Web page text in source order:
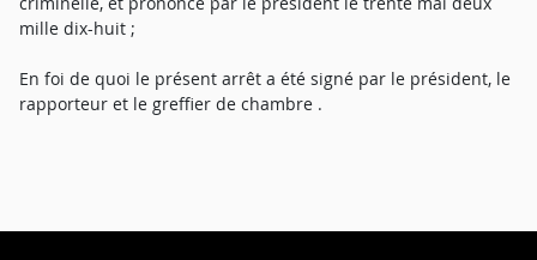
mille dix-huit ;
En foi de quoi le présent arrêt a été signé par le président, le
rapporteur et le greffier de chambre .